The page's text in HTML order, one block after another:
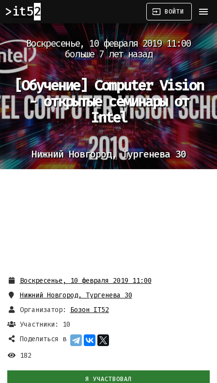
it52 input ВОЙТИ menu
Воскресенье, 10 февраля 2019 11:00
больше 7 лет назад
[Обучение] Computer Vision
- открытые семинары от
Intel
Нижний Новгород, Тургенева 30
Воскресенье, 10 февраля 2019 11:00
Нижний Новгород, Тургенева 30
Организатор:
Бозон IT52
Участники: 10
Поделиться в
182
Я УЧАСТВОВАЛ